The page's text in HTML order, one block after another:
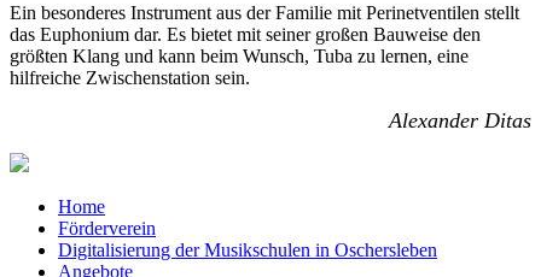
Ein besonderes Instrument aus der Familie mit Perinetventilen stellt
das Euphonium dar. Es bietet mit seiner großen Bauweise den
größten Klang und kann beim Wunsch, Tuba zu lernen, eine
hilfreiche Zwischenstation sein.
Alexander Ditas
Home
Förderverein
Digitalisierung der Musikschulen in Oschersleben
Angebote